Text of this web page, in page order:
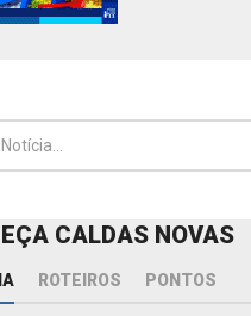
CALDAS NOVAS
ROTEIROS PONTOS